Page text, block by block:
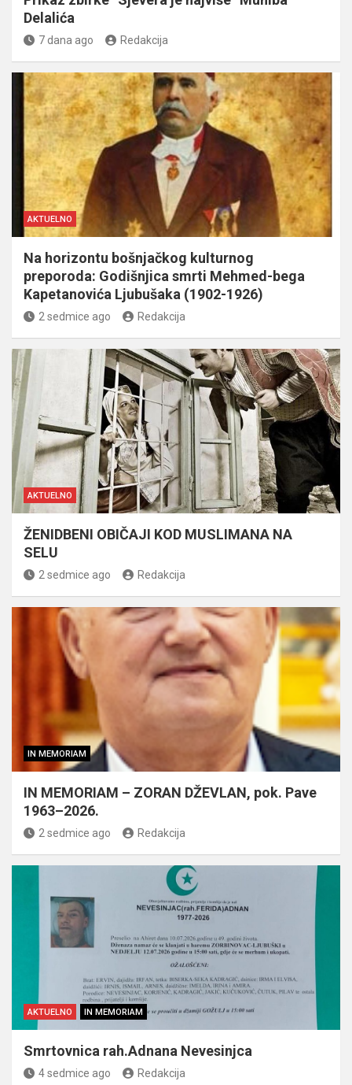
Delalića
7 dana ago Redakcija
AKTUELNO
Na horizontu bošnjačkog kulturnog
preporoda: Godišnjica smrti Mehmed-bega
Kapetanovića Ljubušaka (1902-1926)
2 sedmice ago Redakcija
AKTUELNO
ŽENIDBENI OBIČAJI KOD MUSLIMANA NA
SELU
2 sedmice ago Redakcija
IN MEMORIAM
IN MEMORIAM – ZORAN DŽEVLAN, pok. Pave
1963–2026.
2 sedmice ago Redakcija
AKTUELNO IN MEMORIAM
Smrtovnica rah.Adnana Nevesinjca
4 sedmice ago Redakcija